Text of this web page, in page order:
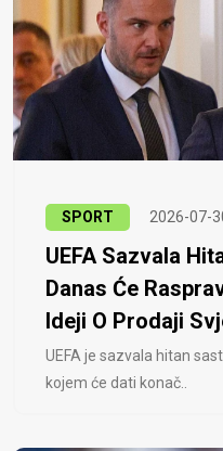
SPORT 2026-07-
UEFA Sazvala
Danas Će
Ideji O Prodaji
UEFA je sazvala hitan
kojem će dati konač..